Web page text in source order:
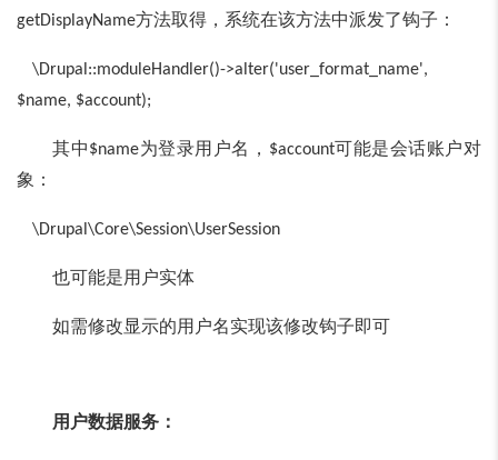
getDisplayName方法取得，系统在该方法中派发了钩子：
\Drupal::moduleHandler()->alter('user_format_name',
$name, $account);
其中$name为登录用户名， $account可能是会话账户对
象：
\Drupal\Core\Session\UserSession
也可能是用户实体
如需修改显示的用户名实现该修改钩子即可
用户数据服务：